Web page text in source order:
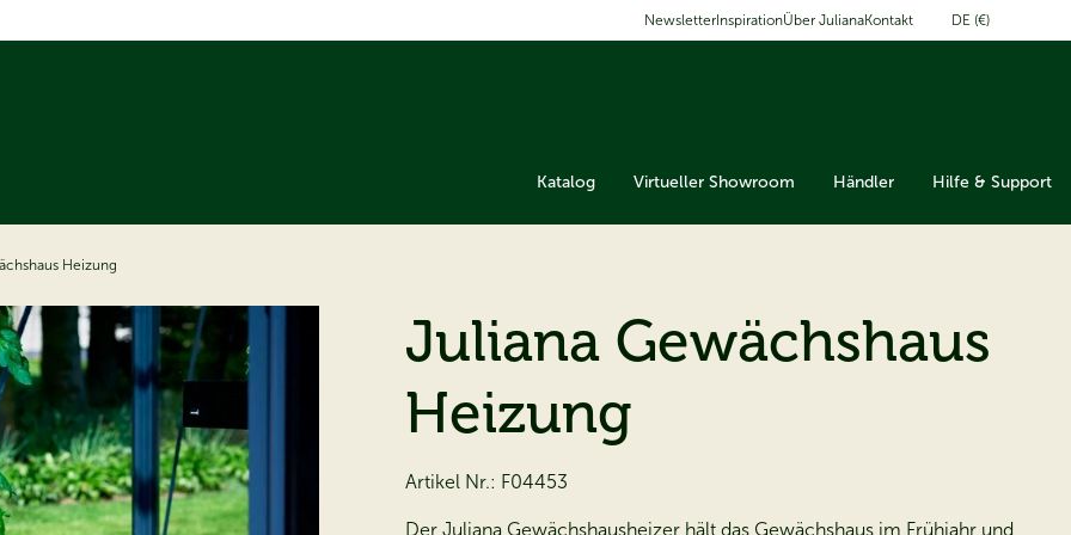
Newsletter InspirationÜber JulianaKontakt DE (€)
Katalog Virtueller Showroom Händler Hilfe & Support
Heizung
Juliana Gewächshaus
Heizung
Artikel Nr.: F04453
Der Juliana Gewächshausheizer hält das Gewächshaus im Frühjahr und